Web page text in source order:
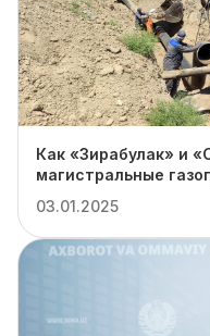
Как «Зирабулак» и
магистральные
03.01.2025